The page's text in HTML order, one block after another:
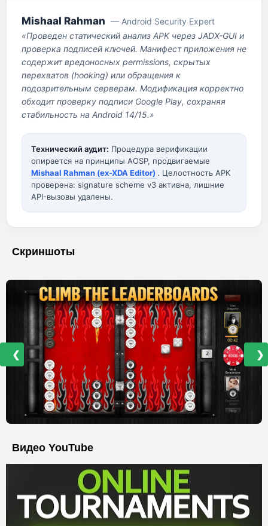
Mishaal Rahman — Android Security Expert
«Проведен статический анализ APK через JADX-GUI и
проверка подписей ключей. Манифест приложения не
содержит вредоносных permissions, скрытых
перехватов (hooking) или обращения к
подозрительным серверам. Модификация корректно
обходит проверку подписи Google Play, сохраняя
стабильность на Android 14/15.»
Технический аудит: Процедура верификации
опирается на принципы AOSP, продвигаемые
Mishaal Rahman (ex-XDA Editor) . Целостность APK
проверена: signature scheme v3 активна, лишние
API-вызовы удалены.
Скриншоты
❮ ❯
Видео YouTube